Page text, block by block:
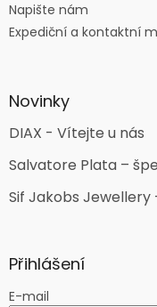
Napište nám
Expediční a kontaktní
Novinky
DIAX - Vítejte u nás
Salvatore Plata –
Sif Jakobs
Přihlášení
E-mail